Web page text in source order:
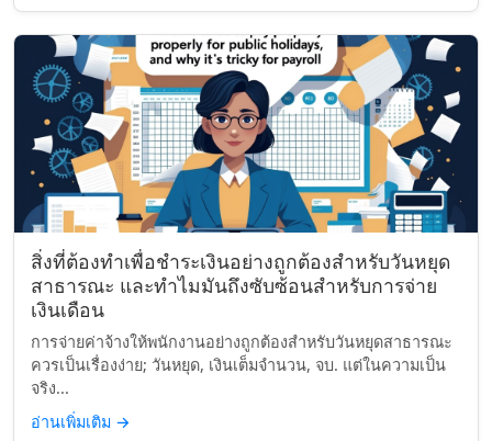
สิ่งที่ต้องทำเพื่อชำระเงินอย่างถูกต้องสำหรับวันหยุด
สาธารณะ และทำไมมันถึงซับซ้อนสำหรับการจ่าย
เงินเดือน
การจ่ายค่าจ้างให้พนักงานอย่างถูกต้องสำหรับวันหยุดสาธารณะ
ควรเป็นเรื่องง่าย; วันหยุด, เงินเต็มจำนวน, จบ. แต่ในความเป็น
จริง...
อ่านเพิ่มเติม →